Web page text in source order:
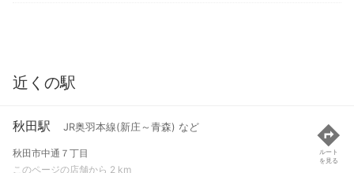
近くの駅
秋田駅 JR奥羽本線(新庄～青森) など
秋田市中通７丁目
このページの店舗から 2 km
ルート
を見る